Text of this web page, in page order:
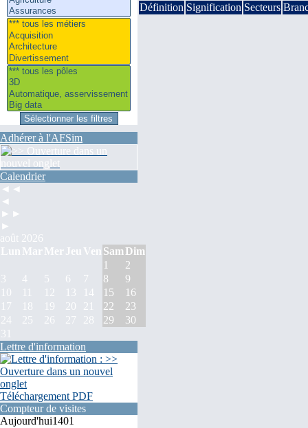
Adhérer à l'AFSim
Calendrier
◄◄
◄
►►
►
août 2026
Lun Mar Mer Jeu Ven Sam Dim
1
2
3
4 5 6 7 8
9
10
11 12 13 14 15
16
17
18 19 20 21 22
23
24
25 26 27 28 29
30
31
Lettre d'information
Téléchargement PDF
Compteur de visites
Aujourd'hui1401
Définition Signification Secteurs